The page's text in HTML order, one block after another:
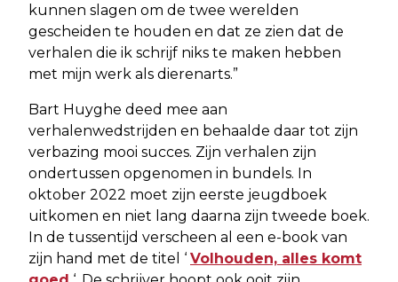
kunnen slagen om de twee werelden
gescheiden te houden en dat ze zien dat de
verhalen die ik schrijf niks te maken hebben
met mijn werk als dierenarts.”
Bart Huyghe deed mee aan
verhalenwedstrijden en behaalde daar tot zijn
verbazing mooi succes. Zijn verhalen zijn
ondertussen opgenomen in bundels. In
oktober 2022 moet zijn eerste jeugdboek
uitkomen en niet lang daarna zijn tweede boek.
In de tussentijd verscheen al een e-book van
zijn hand met de titel ‘ Volhouden, alles komt